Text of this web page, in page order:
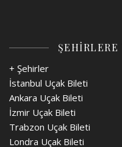
+ Şehirler
İstanbul Uçak Bileti
Ankara Uçak Bileti
İzmir Uçak Bileti
Trabzon Uçak Bileti
Londra Uçak Bileti